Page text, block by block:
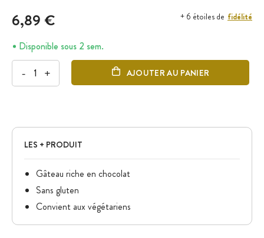
6,89 € + 6 étoiles de fidélité
Disponible sous 2 sem.
- + AJOUTER AU PANIER
LES + PRODUIT
Gâteau riche en chocolat
Sans gluten
Convient aux végétariens